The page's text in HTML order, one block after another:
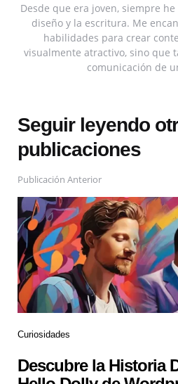
Desde que era joven, siempre
diseño y la escritura. Me
habilidades para crear
visualmente atractivo, sino que
comunicación de
Seguir leyendo
publicaciones
Publicación Anterior
Curiosidades
Descubre la Historia